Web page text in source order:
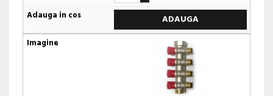
ADAUGA